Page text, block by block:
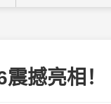
撼亮相！